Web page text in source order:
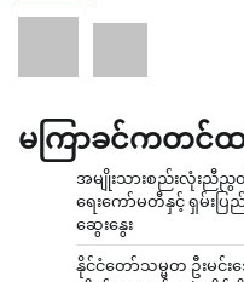
မကြာခင်ကတင်ထ
အမျိုးသားစည်းလုံးညီညွတ်
ရေးကော်မတီနှင့် ရှမ်းပ
ဆွေးနွေး
နိုင်ငံတော်သမ္မတ ဦးမင်